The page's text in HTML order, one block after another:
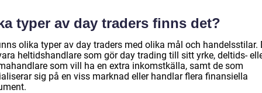
typer av day traders finns det?
olika typer av day traders med olika mål och handelsstilar.
heltidshandlare som gör day trading till sitt yrke, deltids-
som vill ha en extra inkomstkälla, samt de som
sig på en viss marknad eller handlar flera finansiella